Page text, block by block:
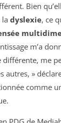
Bien
la dyslexie, ce
m’a
différente, me
autres, »
comme